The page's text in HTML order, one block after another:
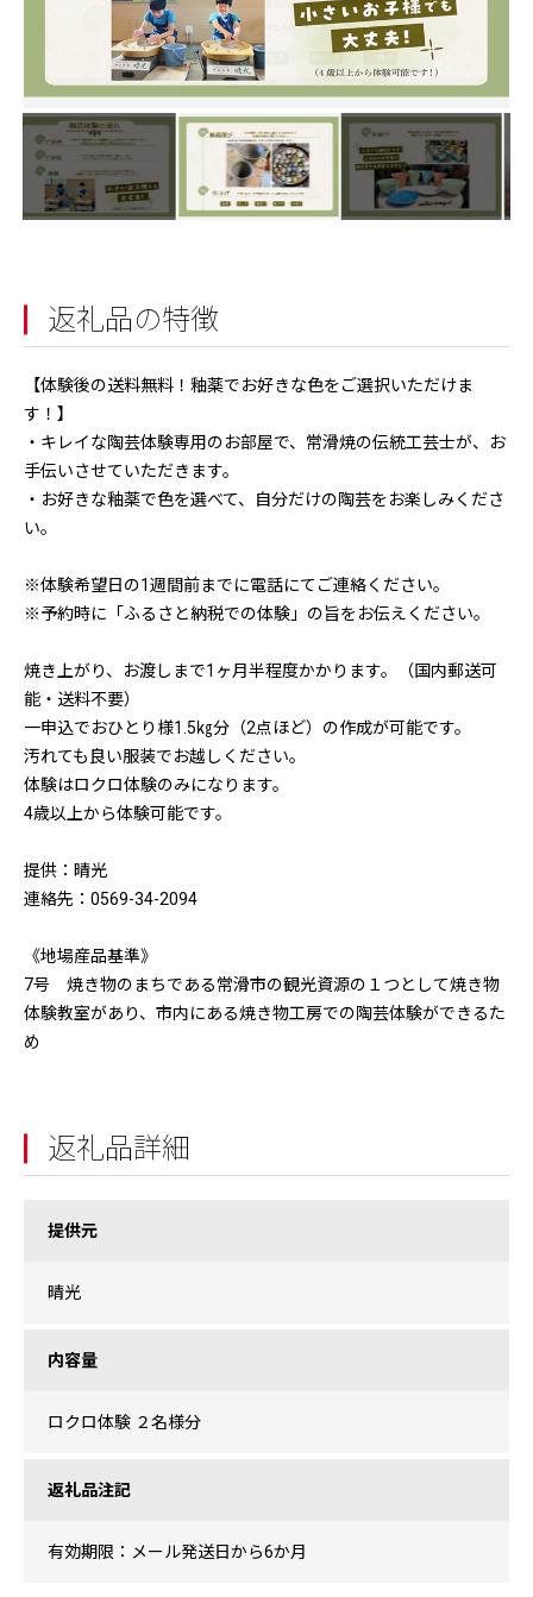
返礼品の特徴
【体験後の送料無料！釉薬でお好きな色をご選択いただけま
す！】
・キレイな陶芸体験専用のお部屋で、常滑焼の伝統工芸士が、お
手伝いさせていただきます。
・お好きな釉薬で色を選べて、自分だけの陶芸をお楽しみくださ
い。
※体験希望日の1週間前までに電話にてご連絡ください。
※予約時に「ふるさと納税での体験」の旨をお伝えください。
焼き上がり、お渡しまで1ヶ月半程度かかります。（国内郵送可
能・送料不要）
一申込でおひとり様1.5㎏分（2点ほど）の作成が可能です。
汚れても良い服装でお越しください。
体験はロクロ体験のみになります。
4歳以上から体験可能です。
提供：晴光
連絡先：0569-34-2094
《地場産品基準》
7号 焼き物のまちである常滑市の観光資源の１つとして焼き物
体験教室があり、市内にある焼き物工房での陶芸体験ができるた
め
返礼品詳細
提供元
晴光
内容量
ロクロ体験 ２名様分
返礼品注記
有効期限：メール発送日から6か月